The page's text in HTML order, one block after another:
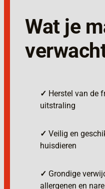
Wat je
✓ Herstel van de
uitstraling
✓ Veilig en
huisdieren
✓ Grondige
allergenen en